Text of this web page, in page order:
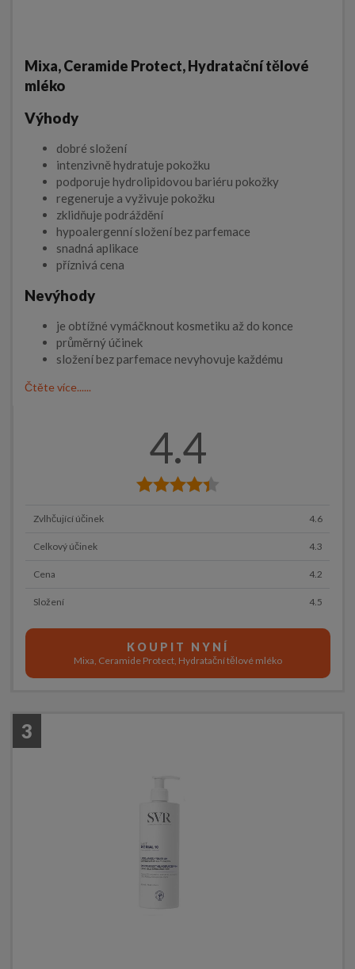
Mixa, Ceramide Protect, Hydratační tělové
mléko
Výhody
dobré složení
intenzivně hydratuje pokožku
podporuje hydrolipidovou bariéru pokožky
regeneruje a vyživuje pokožku
zklidňuje podráždění
hypoalergenní složení bez parfemace
snadná aplikace
příznivá cena
Nevýhody
je obtížné vymáčknout kosmetiku až do konce
průměrný účinek
složení bez parfemace nevyhovuje každému
Čtěte více......
4.4
Zvlhčující účinek 4.6
Celkový účinek 4.3
Cena 4.2
Složení 4.5
KOUPIT NYNÍ
Mixa, Ceramide Protect, Hydratační tělové mléko
3